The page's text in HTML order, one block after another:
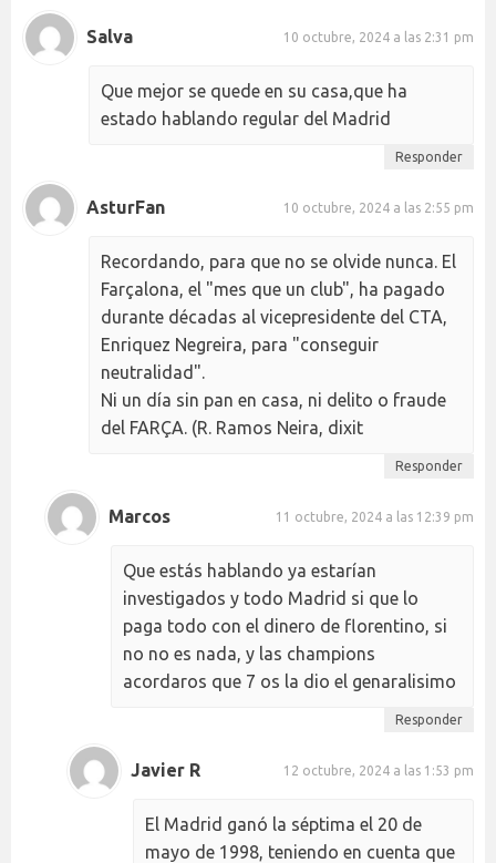
Salva 10 octubre, 2024 a las 2:31 pm
Que mejor se quede en su casa,que ha
estado hablando regular del Madrid
Responder
AsturFan 10 octubre, 2024 a las 2:55 pm
Recordando, para que no se olvide nunca. El
Farçalona, el "mes que un club", ha pagado
durante décadas al vicepresidente del CTA,
Enriquez Negreira, para "conseguir
neutralidad".
Ni un día sin pan en casa, ni delito o fraude
del FARÇA. (R. Ramos Neira, dixit
Responder
Marcos 11 octubre, 2024 a las 12:39 pm
Que estás hablando ya estarían
investigados y todo Madrid si que lo
paga todo con el dinero de florentino, si
no no es nada, y las champions
acordaros que 7 os la dio el genaralisimo
Responder
Javier R 12 octubre, 2024 a las 1:53 pm
El Madrid ganó la séptima el 20 de
mayo de 1998, teniendo en cuenta que